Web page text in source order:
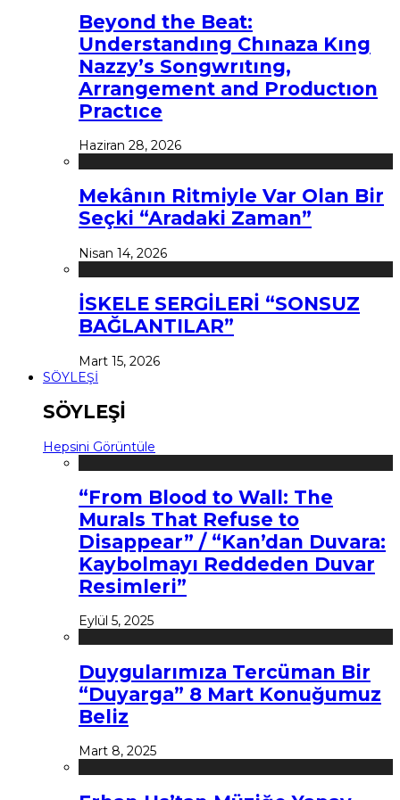
Beyond the Beat:
Understandıng Chınaza Kıng
Nazzy’s Songwrıtıng,
Arrangement and Productıon
Practıce
Haziran 28, 2026
Mekânın Ritmiyle Var Olan Bir
Seçki “Aradaki Zaman”
Nisan 14, 2026
İSKELE SERGİLERİ “SONSUZ
BAĞLANTILAR”
Mart 15, 2026
SÖYLEŞİ
SÖYLEŞİ
Hepsini Görüntüle
“From Blood to Wall: The
Murals That Refuse to
Disappear” / “Kan’dan Duvara:
Kaybolmayı Reddeden Duvar
Resimleri”
Eylül 5, 2025
Duygularımıza Tercüman Bir
“Duyarga” 8 Mart Konuğumuz
Beliz
Mart 8, 2025